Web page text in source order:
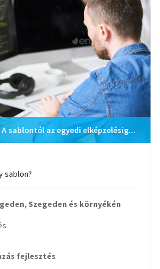
A sablontól az egyedi elképzelésig...
sablon?
Szegeden és környékén
fejlesztés